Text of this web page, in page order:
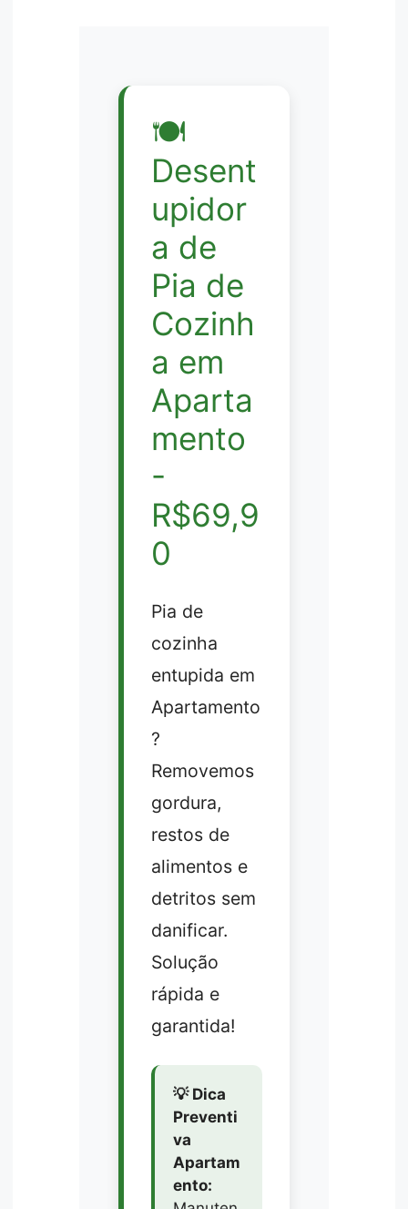
🍽️
Desent
upidor
a de
Pia de
Cozinh
a em
Aparta
mento
-
R$69,9
0
Pia de
cozinha
entupida em
Apartamento
?
Removemos
gordura,
restos de
alimentos e
detritos sem
danificar.
Solução
rápida e
garantida!
💡 Dica
Preventi
va
Apartam
ento: